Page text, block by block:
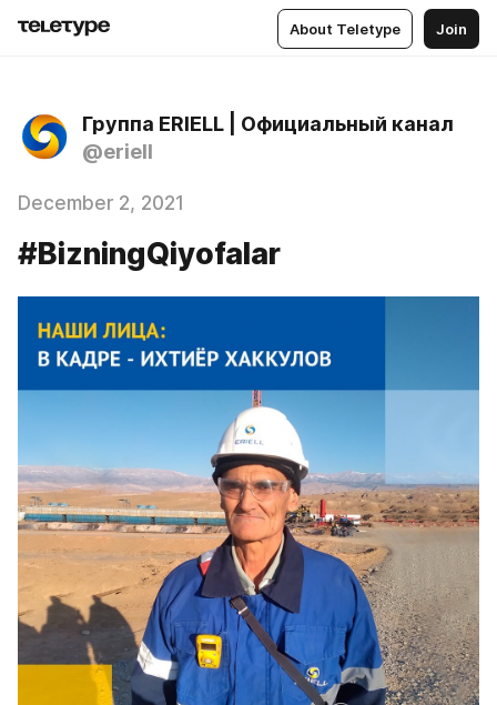
About Teletype Join
Группа ERIELL | Официальный канал
@eriell
December 2, 2021
#BizningQiyofalar